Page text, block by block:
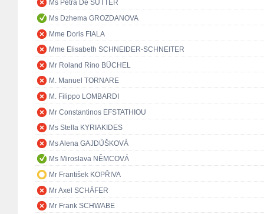
Ms Petra De SUTTER
Ms Dzhema GROZDANOVA
Mme Doris FIALA
Mme Elisabeth SCHNEIDER-SCHNEITER
Mr Roland Rino BÜCHEL
M. Manuel TORNARE
M. Filippo LOMBARDI
Mr Constantinos EFSTATHIOU
Ms Stella KYRIAKIDES
Ms Alena GAJDŮŠKOVÁ
Ms Miroslava NĚMCOVÁ
Mr František KOPŘIVA
Mr Axel SCHÄFER
Mr Frank SCHWABE